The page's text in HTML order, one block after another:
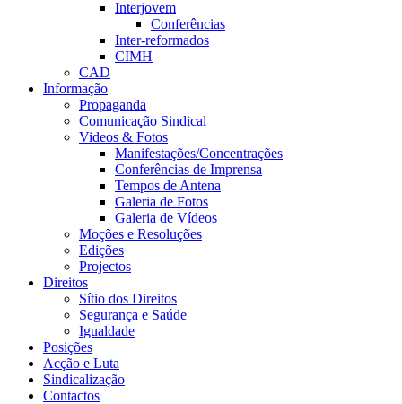
Interjovem
Conferências
Inter-reformados
CIMH
CAD
Informação
Propaganda
Comunicação Sindical
Videos & Fotos
Manifestações/Concentrações
Conferências de Imprensa
Tempos de Antena
Galeria de Fotos
Galeria de Vídeos
Moções e Resoluções
Edições
Projectos
Direitos
Sítio dos Direitos
Segurança e Saúde
Igualdade
Posições
Acção e Luta
Sindicalização
Contactos